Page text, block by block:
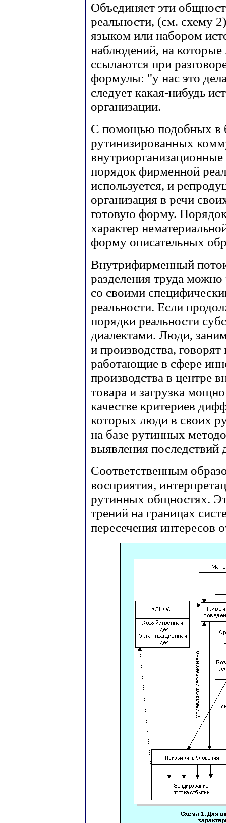
Объединяет эти
реальности, (см. схему
языком или набором
наблюдений, на
ссылаются при
формулы: "у нас это
следует какая-нибудь
организации.
С помощью подобных в
рутинизированных
порядок фирменной
используется, и
организация в речи
готовую форму.
характер
форму описательных
Внутрифирменный
разделения труда
со своими
реальности. Если
порядки реальности
диалектами. Люди,
и производства,
работающие в сфере
производства в центре
товара и загрузка
качестве критериев
которых люди в своих
на базе рутинных
выявления последствий
Соответственным
восприятия,
рутинных общностях.
трений на границах
пересечения интересов